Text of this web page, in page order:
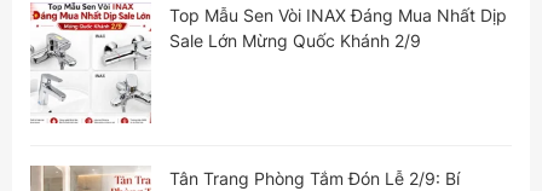
Top Mẫu Sen Vòi INAX Đáng Mua Nhất Dịp
Sale Lớn Mừng Quốc Khánh 2/9
Tân Trang Phòng Tắm Đón Lễ 2/9: Bí